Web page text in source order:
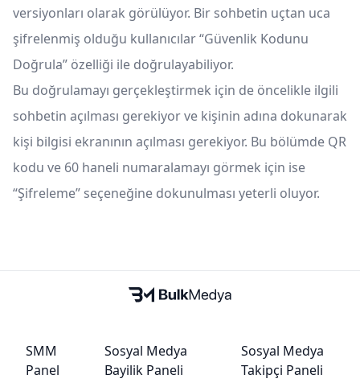
versiyonları olarak görülüyor. Bir sohbetin uçtan uca
şifrelenmiş olduğu kullanıcılar “Güvenlik Kodunu
Doğrula” özelliği ile doğrulayabiliyor.
Bu doğrulamayı gerçekleştirmek için de öncelikle ilgili
sohbetin açılması gerekiyor ve kişinin adına dokunarak
kişi bilgisi ekranının açılması gerekiyor. Bu bölümde QR
kodu ve 60 haneli numaralamayı görmek için ise
“Şifreleme” seçeneğine dokunulması yeterli oluyor.
SMM
Panel
Sosyal Medya
Bayilik Paneli
Sosyal Medya
Takipçi Paneli